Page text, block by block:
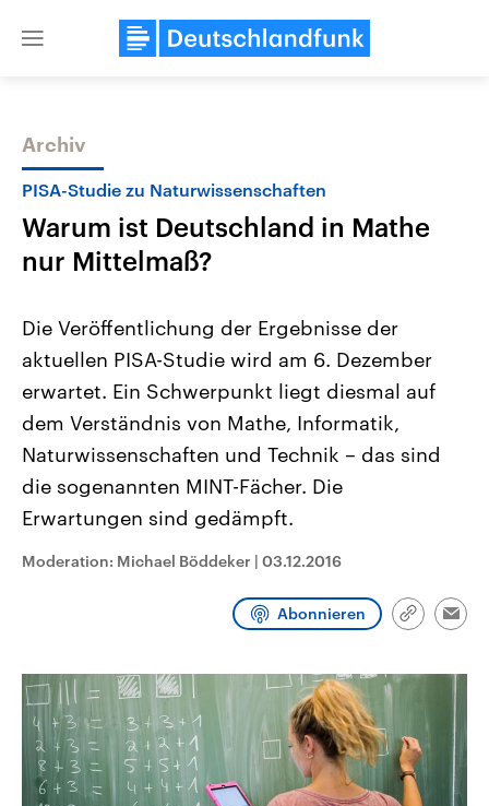
Close
Themen
Aktuelle Beiträge, Analysen und
Hintergründe
Wirtschaftlich und militärisch
gehören die Vereinigten Staaten zu
den mächtigsten Ländern der Erde,
mit großem Einfluss auf das
aktuelle Weltgeschehen.
Nahostkonflikt
Aktuelle Lage und
Der Überfall der
Terrororganisation Hamas
Oktober 2023 auf Israel
Region wieder die Gewalt
Israel möchte die Hamas
Sendungen Programm Podcasts
Archiv
PISA-Studie zu Naturwissenschaften
Warum ist Deutschland in Mathe
nur Mittelmaß?
Die Veröffentlichung der Ergebnisse der
aktuellen PISA-Studie wird am 6. Dezember
erwartet. Ein Schwerpunkt liegt diesmal auf
dem Verständnis von Mathe, Informatik,
Naturwissenschaften und Technik – das sind
die sogenannten MINT-Fächer. Die
Erwartungen sind gedämpft.
Moderation: Michael Böddeker | 03.12.2016
Abonnieren
Link